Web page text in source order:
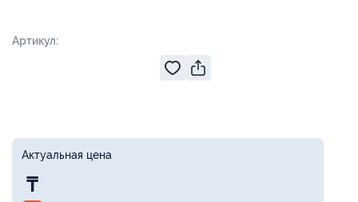
Артикул:
Актуальная цена
₸